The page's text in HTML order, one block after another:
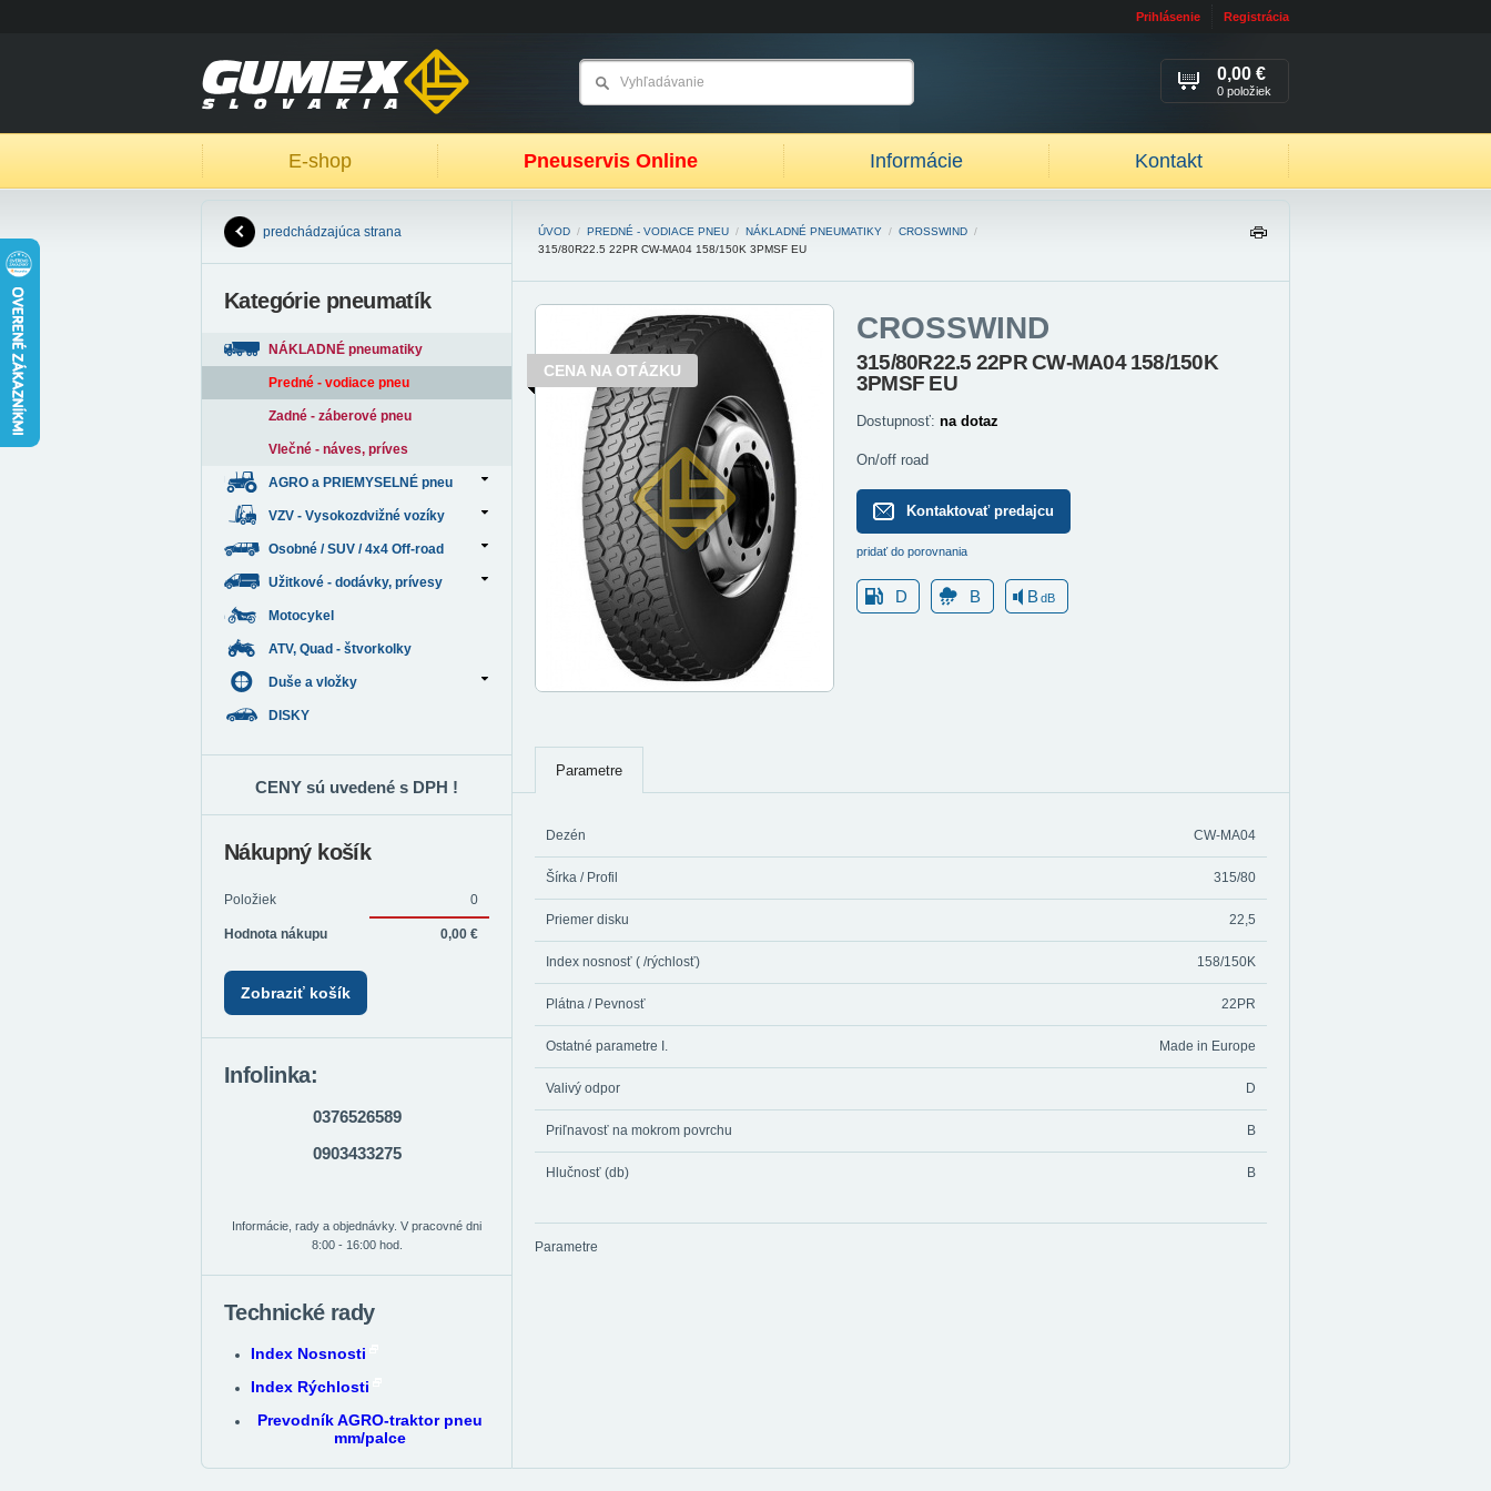
Prihlásenie Registrácia
E-shop Pneuservis Online Informácie Kontakt
0,00 €
0 položiek
ÚVOD / PREDNÉ - VODIACE PNEU / NÁKLADNÉ PNEUMATIKY / CROSSWIND /
315/80R22.5 22PR CW-MA04 158/150K 3PMSF EU
CROSSWIND
315/80R22.5 22PR CW-MA04 158/150K
3PMSF EU
Dostupnosť: na dotaz
On/off road
Kontaktovať predajcu
pridať do porovnania
D B BdB
CENA NA OTÁZKU
Parametre
Dezén CW-MA04
Šírka / Profil 315/80
Priemer disku 22,5
Index nosnosť ( /rýchlosť) 158/150K
Plátna / Pevnosť 22PR
Ostatné parametre I. Made in Europe
Valivý odpor D
Priľnavosť na mokrom povrchu B
Hlučnosť (db) B
Parametre
predchádzajúca strana
Kategórie pneumatík
NÁKLADNÉ pneumatiky
Predné - vodiace pneu
Zadné - záberové pneu
Vlečné - náves, príves
AGRO a PRIEMYSELNÉ pneu
VZV - Vysokozdvižné vozíky
Osobné / SUV / 4x4 Off-road
Užitkové - dodávky, prívesy
Motocykel
ATV, Quad - štvorkolky
Duše a vložky
DISKY
CENY sú uvedené s DPH !
Nákupný košík
Položiek 0
Hodnota nákupu 0,00 €
Zobraziť košík
Infolinka:
0376526589
0903433275
Informácie, rady a objednávky. V pracovné dni
8:00 - 16:00 hod.
Technické rady
Index Nosnosti
Index Rýchlosti
Prevodník AGRO-traktor pneu
mm/palce